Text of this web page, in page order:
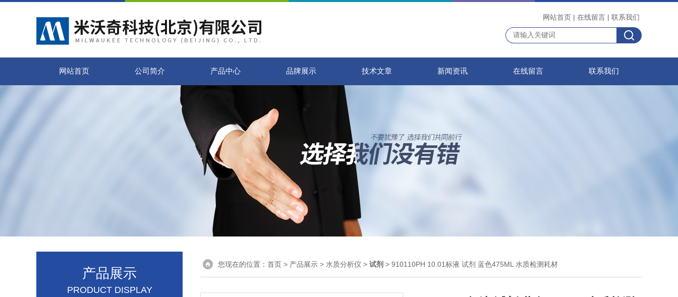
网站首页 | 在线留言 | 联系我们
网站首页 公司简介 产品中心 品牌展示 技术文章 新闻资讯 在线留言 联系我们
产品展示
PRODUCT DISPLAY
您现在的位置： 首页 > 产品展示 > 水质分析仪 > 试剂 > 910110PH 10.01标液 试剂 蓝色475ML 水质检测耗材